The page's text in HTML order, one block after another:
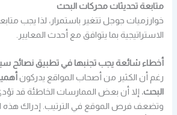
متابعة تحديثات محركات البحث
خوارزميات جوجل تتغير باستمرار، لذا يجب
الاستراتيجية بما يتوافق مع أحدث المعايير.
أخطاء شائعة يجب تجنبها في تطبيق نصائح
رغم أن الكثير من أصحاب المواقع يدركون
البحث، إلا أن بعض الممارسات الخاطئة قد
وتضعف فرص الموقع في الترتيب. إدراك هذه